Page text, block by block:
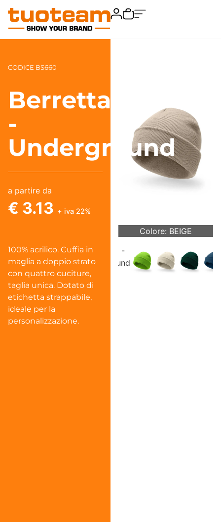
Colore: BEIGE
CODICE BS660
Berretta
-
Underground
a partire da
€ 3.13 + iva 22%
100% acrilico. Cuffia in
maglia a doppio strato
con quattro cuciture,
taglia unica. Dotato di
etichetta strappabile,
ideale per la
personalizzazione.